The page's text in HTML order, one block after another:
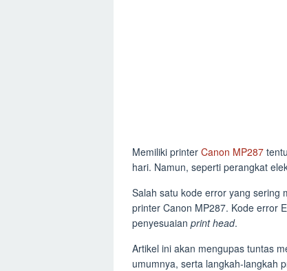
Memiliki printer Canon MP287
hari. Namun, seperti perangkat
Salah satu kode error yang sering
printer Canon MP287. Kode error
penyesuaian print head.
Artikel ini akan mengupas tuntas
umumnya, serta langkah-langkah